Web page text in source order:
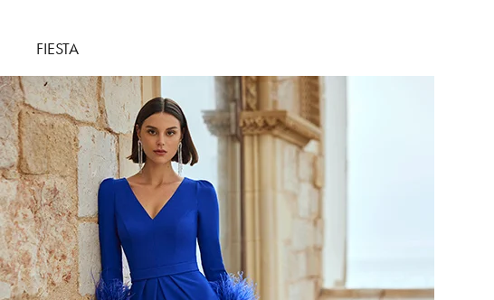
FIESTA